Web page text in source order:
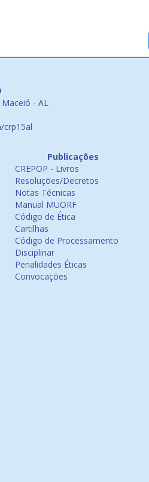
- AL
crp15al
Publicações
CREPOP - Livros
Resoluções/Decretos
Notas Técnicas
Manual MUORF
Código de Ética
Cartilhas
Código de Processamento
Disciplinar
Penalidades Éticas
Convocações